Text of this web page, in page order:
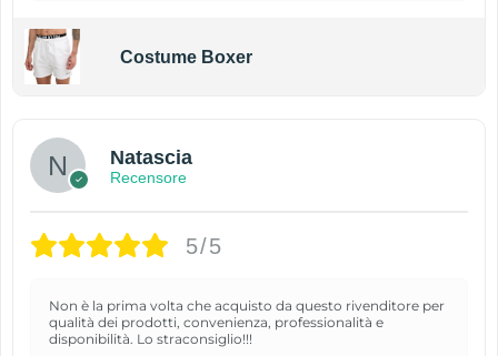
Costume Boxer
Natascia
Recensore
5/5
Non è la prima volta che acquisto da questo rivenditore per
qualità dei prodotti, convenienza, professionalità e
disponibilità. Lo straconsiglio!!!